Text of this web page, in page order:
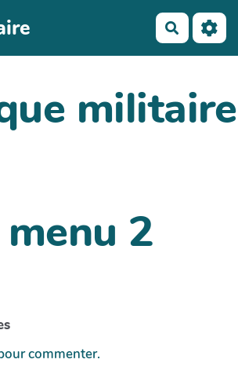
militaire
2
commenter.